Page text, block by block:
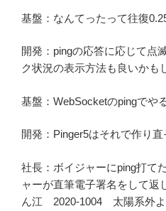
基盤：なんてったって往復
開発：pingの応答に応じて点
ク状況の表示方法も良いかも
基盤：WebSocketのpingでや
開発：Pinger5はそれで作り直
社長：ボイジャーにping打て
ャーが直筆電子署名をして返
ん江 2020-1004 太陽系外